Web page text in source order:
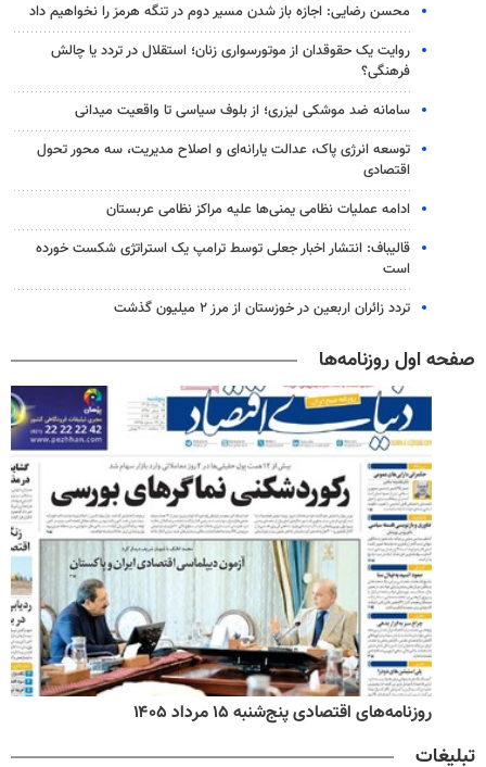
محسن رضایی: اجازه باز شدن مسیر دوم در تنگه هرمز را نخواهیم داد
روایت یک حقوقدان از موتورسواری زنان؛ استقلال در تردد یا چالش
فرهنگی؟
سامانه ضد موشکی لیزری؛ از بلوف سیاسی تا واقعیت میدانی
توسعه انرژی پاک، عدالت یارانه‌ای و اصلاح مدیریت، سه محور تحول
اقتصادی
ادامه عملیات نظامی یمنی‌ها علیه مراکز نظامی عربستان
قالیباف: انتشار اخبار جعلی توسط ترامپ یک استراتژی شکست خورده
است
تردد زائران اربعین در خوزستان از مرز ۲ میلیون گذشت
صفحه اول روزنامه‌ها
روزنامه‌های اقتصادی پنج‌شنبه ۱۵ مرداد ۱۴۰۵
تبلیغات